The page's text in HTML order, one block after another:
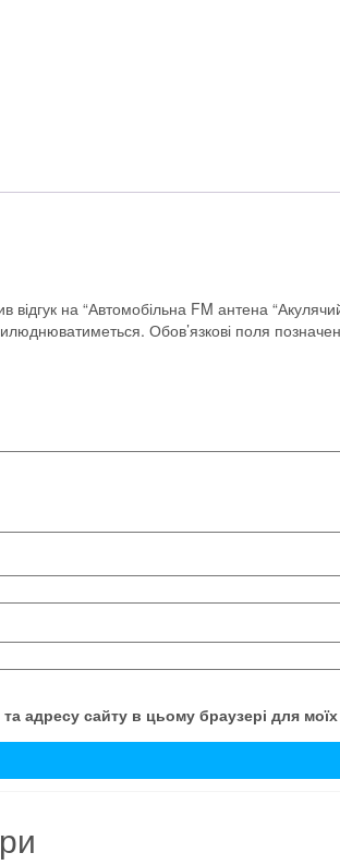
на “Автомобільна FM антена
Обов’язкові поля
адресу сайту в цьому браузері для